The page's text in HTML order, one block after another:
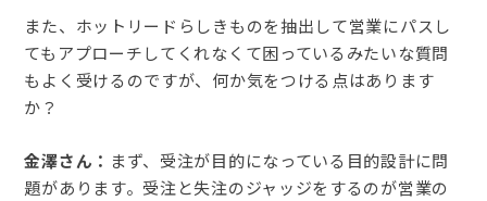
また、ホットリードらしきものを抽出して営業にパスし
てもアプローチしてくれなくて困っているみたいな質問
もよく受けるのですが、何か気をつける点はあります
か？
金澤さん： まず、受注が目的になっている目的設計に問
題があります。受注と失注のジャッジをするのが営業の